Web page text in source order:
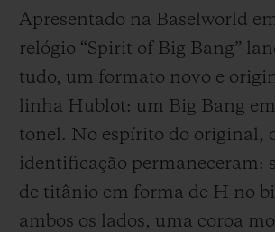
o Big Bang foi redesenhado
a todos os tamanhos de pulso
homens e mulheres. A sua
unissex, reduzida de 45 mm
diâmetro, incorporou uma
totalmente recalibrada do
Unico, cujas inovações
objeto de quatro patentes.
Apresentado na Baselworld
relógio “Spirit of Big Bang”
tudo, um formato novo e
linha Hublot: um Big Bang
tonel. No espírito do original,
identificação permaneceram:
de titânio em forma de H no
ambos os lados, uma coroa